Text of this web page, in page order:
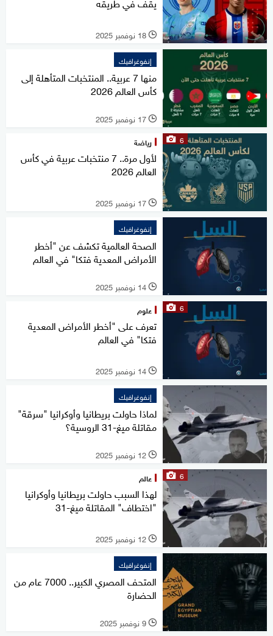
l 18 نوفمبر 2025
إنفوغرافيك
منها 7 عربية.. المنتخبات المتأهلة إلى
كأس العالم 2026
l 17 نوفمبر 2025
6 رياضة
لأول مرة.. 7 منتخبات عربية في كأس
العالم 2026
l 17 نوفمبر 2025
إنفوغرافيك
الصحة العالمية تكشف عن "أخطر
الأمراض المعدية فتكا" في العالم
l 14 نوفمبر 2025
6 علوم
تعرف على "أخطر الأمراض المعدية
فتكا" في العالم
l 14 نوفمبر 2025
إنفوغرافيك
لماذا حاولت بريطانيا وأوكرانيا "سرقة"
مقاتلة ميغ-31 الروسية؟
l 12 نوفمبر 2025
6 عالم
لهذا السبب حاولت بريطانيا وأوكرانيا
"اختطاف" المقاتلة ميغ-31
l 12 نوفمبر 2025
إنفوغرافيك
المتحف المصري الكبير.. 7000 عام من
الحضارة
l 9 نوفمبر 2025